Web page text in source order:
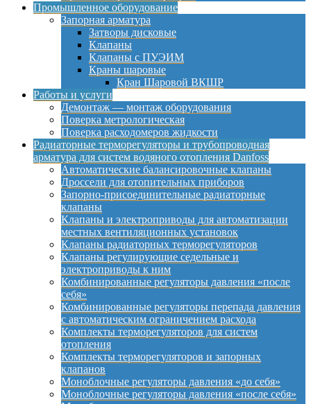
Промышленное оборудование
Запорная арматура
Затворы дисковые
Клапаны
Клапаны с ПУЭИМ
Краны шаровые
Кран Шаровой ВКШР
Работы и услуги
Демонтаж — монтаж оборудования
Поверка метрологическая
Поверка расходомеров жидкости
Радиаторные терморегуляторы и трубопроводная
арматура для систем водяного отопления Danfoss
Автоматические балансировочные клапаны
Дроссели для отопительных приборов
Запорно-присоединительные радиаторные
клапаны
Клапаны и электроприводы для автоматизации
местных вентиляционных установок
Клапаны радиаторных терморегуляторов
Клапаны регулирующие седельные и
электроприводы к ним
Комбинированные регуляторы давления «после
себя»
Комбинированные регуляторы перепада давления
с автоматическим ограничением расхода
Комплекты терморегуляторов для систем
отопления
Комплекты терморегуляторов и запорных
клапанов
Моноблочные регуляторы давления «до себя»
Моноблочные регуляторы давления «после себя»